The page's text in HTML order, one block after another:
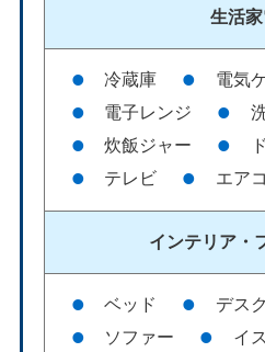
生活
冷蔵庫
電気
電子レンジ
炊飯ジャー
テレビ
エア
インテリア・
ベッド デスク
ソファー
イス